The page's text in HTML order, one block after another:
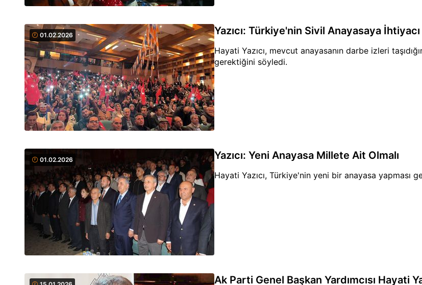
01.02.2026 Yazıcı: Türkiye'nin Sivil Anayasaya
Hayati Yazıcı, mevcut anayasanın darbe izleri
gerektiğini söyledi.
01.02.2026 Yazıcı: Yeni Anayasa Millete Ait Olmalı
Hayati Yazıcı, Türkiye'nin yeni bir anayasa yapması
Ak Parti Genel Başkan Yardımcısı Hayati